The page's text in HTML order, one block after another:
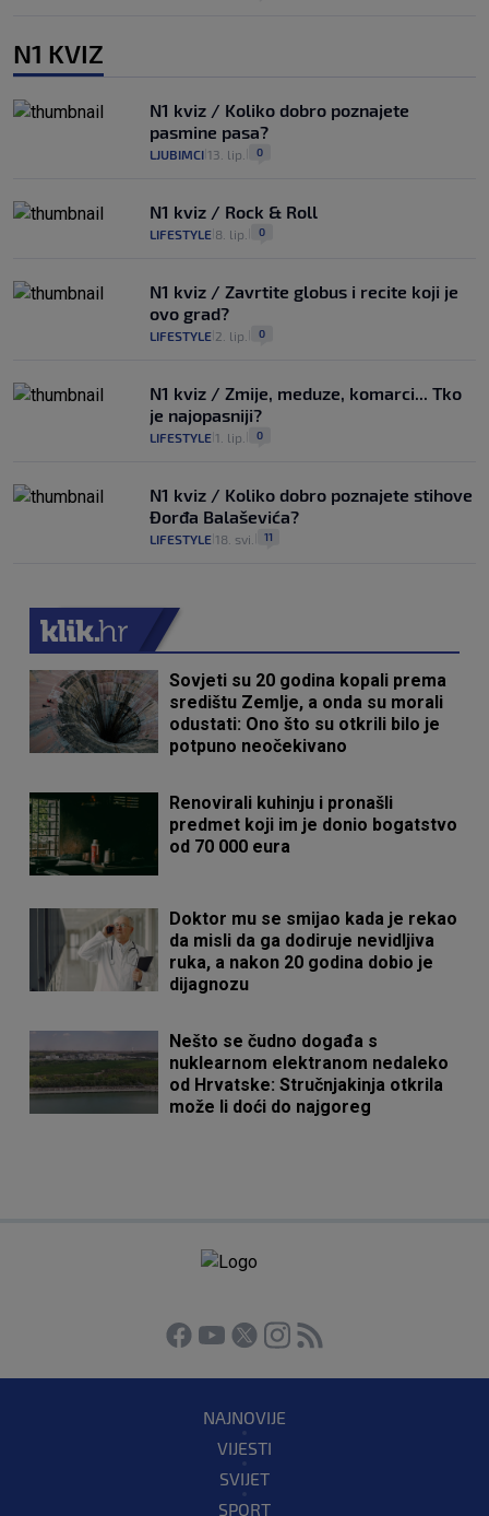
N1 KVIZ
N1 kviz / Koliko dobro poznajete
pasmine pasa?
LJUBIMCI 13. lip. 0
N1 kviz / Rock & Roll
LIFESTYLE 8. lip. 0
N1 kviz / Zavrtite globus i recite koji je
ovo grad?
LIFESTYLE 2. lip. 0
N1 kviz / Zmije, meduze, komarci... Tko
je najopasniji?
LIFESTYLE 1. lip. 0
N1 kviz / Koliko dobro poznajete stihove
Đorđa Balaševića?
LIFESTYLE 18. svi. 11
Sovjeti su 20 godina kopali prema
središtu Zemlje, a onda su morali
odustati: Ono što su otkrili bilo je
potpuno neočekivano
Renovirali kuhinju i pronašli
predmet koji im je donio bogatstvo
od 70 000 eura
Doktor mu se smijao kada je rekao
da misli da ga dodiruje nevidljiva
ruka, a nakon 20 godina dobio je
dijagnozu
Nešto se čudno događa s
nuklearnom elektranom nedaleko
od Hrvatske: Stručnjakinja otkrila
može li doći do najgoreg
NAJNOVIJE
VIJESTI
SVIJET
SPORT